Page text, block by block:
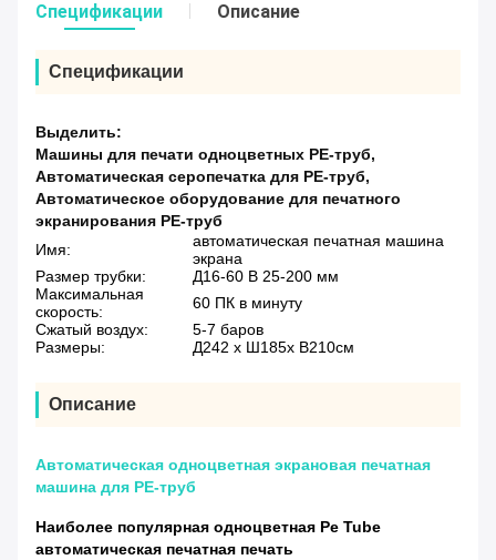
Спецификации Описание
Спецификации
Выделить:
Машины для печати одноцветных PE-труб,
Автоматическая серопечатка для PE-труб,
Автоматическое оборудование для печатного
экранирования PE-труб
Имя:
автоматическая печатная машина
экрана
Размер трубки:
Д16-60 В 25-200 мм
Максимальная
скорость:
60 ПК в минуту
Сжатый воздух:
5-7 баров
Размеры:
Д242 х Ш185х В210см
Описание
Автоматическая одноцветная экрановая печатная
машина для PE-труб
Наиболее популярная одноцветная Pe Tube
автоматическая печатная печать